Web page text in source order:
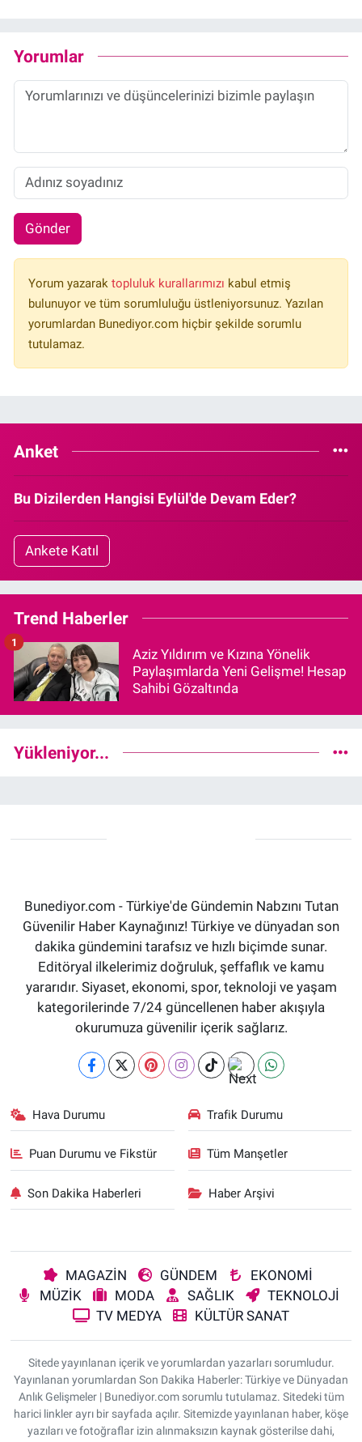
Yorumlar
Gönder
Yorum yazarak topluluk kurallarımızı kabul etmiş
bulunuyor ve tüm sorumluluğu üstleniyorsunuz. Yazılan
yorumlardan Bunediyor.com hiçbir şekilde sorumlu
tutulamaz.
Anket
Bu Dizilerden Hangisi Eylül'de Devam Eder?
Ankete Katıl
Trend Haberler
Aziz Yıldırım ve Kızına Yönelik
Paylaşımlarda Yeni Gelişme! Hesap
Sahibi Gözaltında
1
Yükleniyor...
Bunediyor.com - Türkiye'de Gündemin Nabzını Tutan
Güvenilir Haber Kaynağınız! Türkiye ve dünyadan son
dakika gündemini tarafsız ve hızlı biçimde sunar.
Editöryal ilkelerimiz doğruluk, şeffaflık ve kamu
yararıdır. Siyaset, ekonomi, spor, teknoloji ve yaşam
kategorilerinde 7/24 güncellenen haber akışıyla
okurumuza güvenilir içerik sağlarız.
Hava Durumu Trafik Durumu
Puan Durumu ve Fikstür Tüm Manşetler
Son Dakika Haberleri Haber Arşivi
MAGAZİN GÜNDEM
EKONOMİ
MÜZİK
MODA SAĞLIK
TEKNOLOJİ
TV MEDYA
KÜLTÜR SANAT
Sitede yayınlanan içerik ve yorumlardan yazarları sorumludur.
Yayınlanan yorumlardan Son Dakika Haberler: Türkiye ve Dünyadan
Anlık Gelişmeler | Bunediyor.com sorumlu tutulamaz. Sitedeki tüm
harici linkler ayrı bir sayfada açılır. Sitemizde yayınlanan haber, köşe
yazıları ve fotoğraflar izin alınmaksızın kaynak gösterilse dahi,